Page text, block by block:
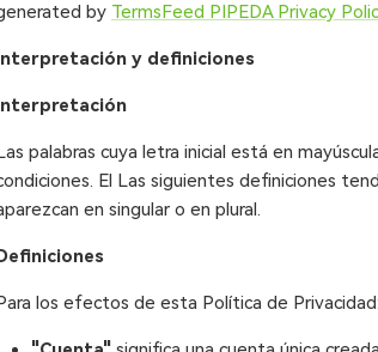
by TermsFeed PIPEDA Privacy
y definiciones
palabras cuya letra inicial está en
El Las siguientes definiciones
en singular o en plural.
los efectos de esta Política de Privacidad: